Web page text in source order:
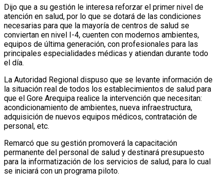
Dijo que a su gestión le interesa reforzar el primer nivel de
atención en salud, por lo que se dotará de las condiciones
necesarias para que la mayoría de centros de salud se
conviertan en nivel I-4, cuenten con modernos ambientes,
equipos de última generación, con profesionales para las
principales especialidades médicas y atiendan durante todo
el día.
La Autoridad Regional dispuso que se levante información de
la situación real de todos los establecimientos de salud para
que el Gore Arequipa realice la intervención que necesitan:
acondicionamiento de ambientes, nueva infraestructura,
adquisición de nuevos equipos médicos, contratación de
personal, etc.
Remarcó que su gestión promoverá la capacitación
permanente del personal de salud y destinará presupuesto
para la informatización de los servicios de salud, para lo cual
se iniciará con un programa piloto.